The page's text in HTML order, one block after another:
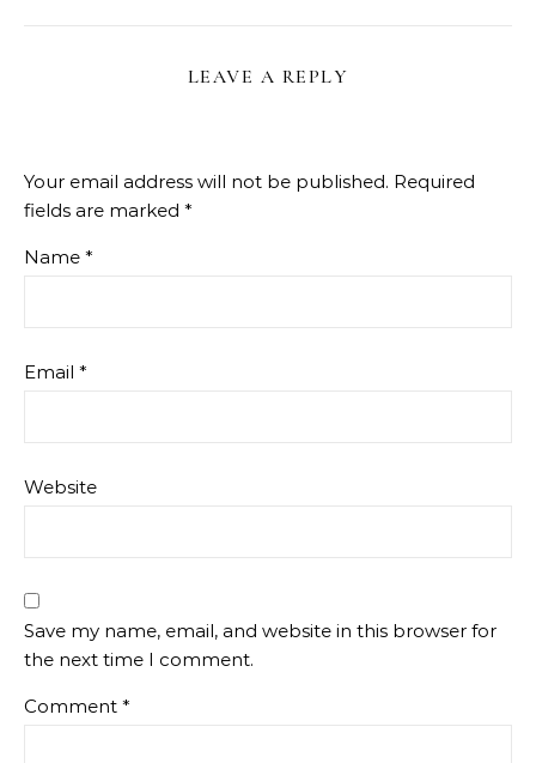
LEAVE A REPLY
Your email address will not be published. Required
fields are marked *
Name *
Email *
Website
Save my name, email, and website in this browser for
the next time I comment.
Comment *